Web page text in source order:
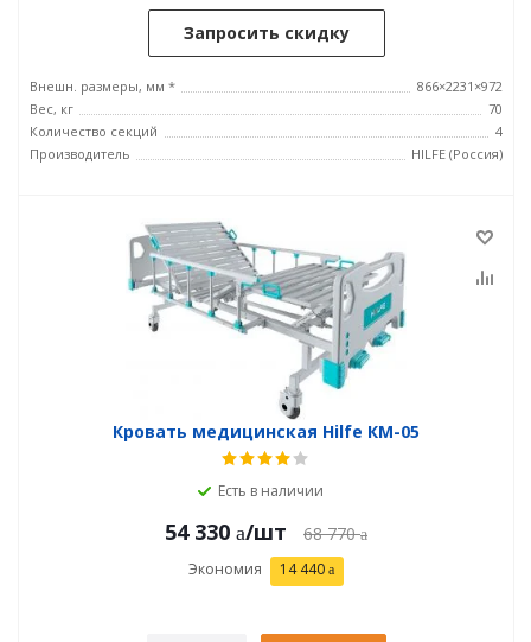
Запросить скидку
Внешн. размеры, мм *
866×2231×972
Вес, кг
70
Количество секций
4
Производитель
HILFE (Россия)
Кровать медицинская Hilfe КМ-05
Есть в наличии
54 330 /шт 68 770
Экономия 14 440